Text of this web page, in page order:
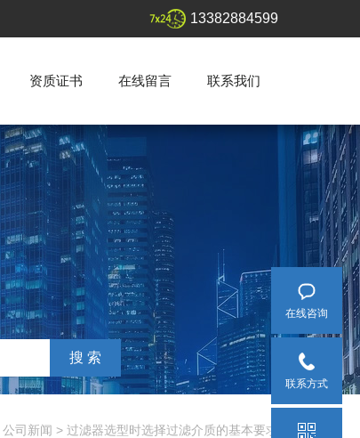
13382884599
资质证书 在线留言 联系我们
公司新闻 > 过滤器选型时选择过滤介质的基本要求
在线咨询
联系方式